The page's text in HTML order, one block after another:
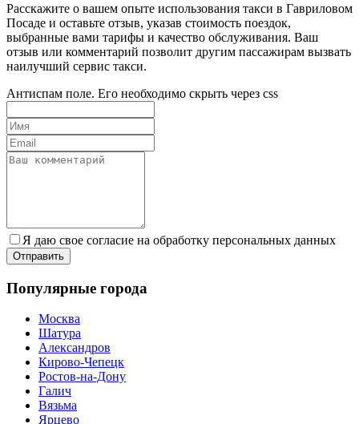
Расскажите о вашем опыте использования такси в Гавриловом
Посаде и оставьте отзыв, указав стоимость поездок,
выбранные вами тарифы и качество обслуживания. Ваш
отзыв или комментарий позволит другим пассажирам вызвать
наилучший сервис такси.
Антиспам поле. Его необходимо скрыть через css
Я даю свое согласие на обработку персональных данных
Популярные города
Москва
Шатура
Александров
Кирово-Чепецк
Ростов-на-Дону
Галич
Вязьма
Ярцево